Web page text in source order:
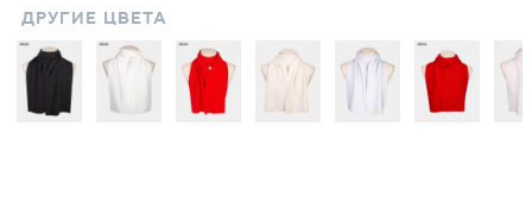
ДРУГИЕ ЦВЕТА